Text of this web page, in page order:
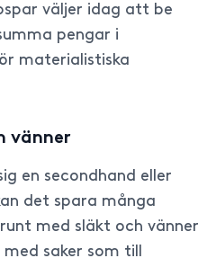
väljer idag att be
pengar i
materialistiska
vänner
en secondhand eller
det spara många
med släkt och vänner
saker som till